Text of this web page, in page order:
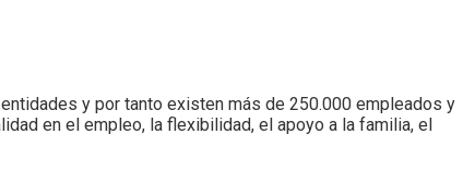
y por tanto existen más de 250.000 empleados y
en el empleo, la flexibilidad, el apoyo a la familia, el